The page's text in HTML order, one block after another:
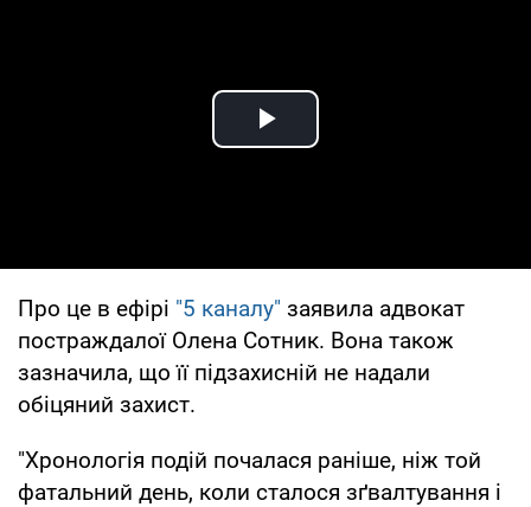
Play Video
Про це в ефірі "5 каналу" заявила адвокат
постраждалої Олена Сотник. Вона також
зазначила, що її підзахисній не надали
обіцяний захист.
"Хронологія подій почалася раніше, ніж той
фатальний день, коли сталося зґвалтування і